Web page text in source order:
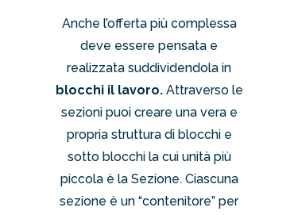
Anche l’offerta più complessa
deve essere pensata e
realizzata suddividendola in
blocchi il lavoro.Attraverso le
sezioni puoi creare una vera e
propria struttura di blocchi e
sotto blocchi la cui unità più
piccola è la Sezione. Ciascuna
sezione è un “contenitore” per